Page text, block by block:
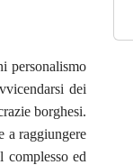
personalismo
dei
borghesi.
a raggiungere
complesso ed